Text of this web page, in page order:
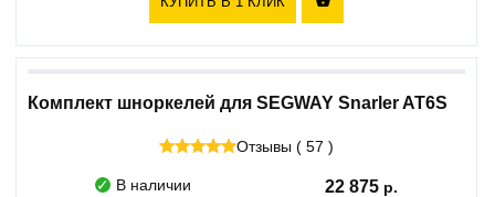
Комплект шноркелей для SEGWAY Snarler AT6S
Отзывы ( 57 )
В наличии 22 875